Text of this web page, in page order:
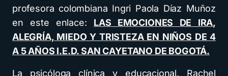
profesora colombiana Ingri Paola Díaz Muñoz
en este enlace: LAS EMOCIONES DE IRA,
ALEGRÍA, MIEDO Y TRISTEZA EN NIÑOS DE 4
A 5 AÑOS I.E.D. SAN CAYETANO DE BOGOTÁ.
La psicóloga clínica y educacional, Rachel